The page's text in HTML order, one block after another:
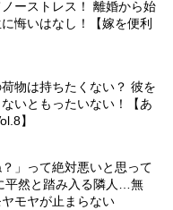
ーストレス！ 離婚から始
悔いはなし！【嫁を便利
物は持ちたくない？ 彼を
いともったいない！【あ
】
」って絶対悪いと思って
平然と踏み入る隣人…無
モヤが止まらない